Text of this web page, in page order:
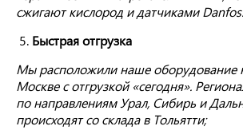
сжигают кислород и датчиками
Быстрая отгрузка
Мы расположили наше оборудование
Москве с отгрузкой «сегодня».
по направлениям Урал, Сибирь и
происходят со склада в Тольятти;